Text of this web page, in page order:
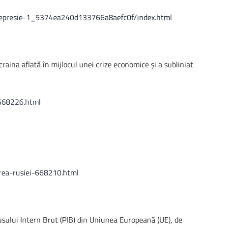
1_5374ea240d133766a8aefc0f/index.html
aflată în mijlocul unei crize economice şi a subliniat
rusiei-668210.html
Intern Brut (PIB) din Uniunea Europeană (UE), de